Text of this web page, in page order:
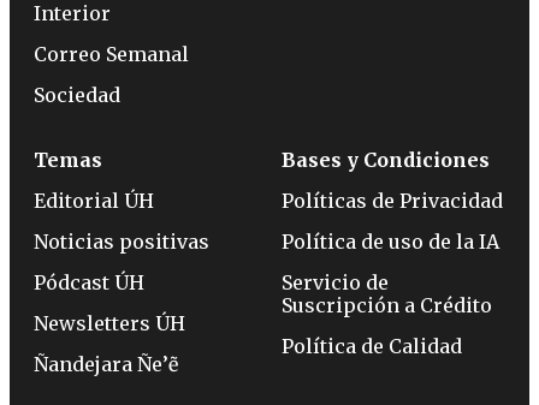
Interior
Correo Semanal
Sociedad
Temas
Editorial ÚH
Noticias positivas
Pódcast ÚH
Newsletters ÚH
Ñandejara Ñe’ẽ
Bases y Condiciones
Políticas de Privacidad
Política de uso de la IA
Servicio de
Suscripción a Crédito
Política de Calidad